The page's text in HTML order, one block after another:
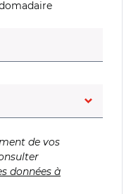
de vos
données à